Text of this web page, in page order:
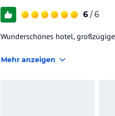
6 / 6
Wunderschönes hotel,
Mehr anzeigen